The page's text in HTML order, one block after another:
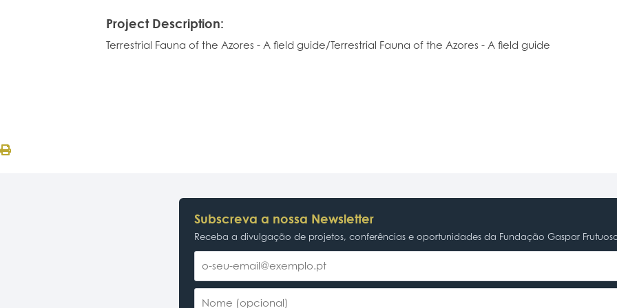
Project Description:
Terrestrial Fauna of the Azores - A field guide/Terrestrial Fauna of the Azores - A field guide
Subscreva a nossa Newsletter
Receba a divulgação de projetos, conferências e oportunidades da Fundação Gaspar